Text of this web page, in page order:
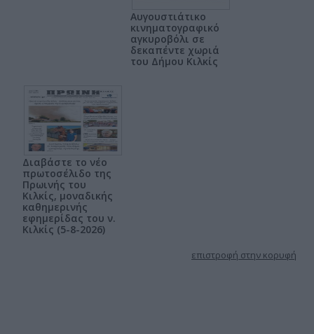
Αυγουστιάτικο
κινηματογραφικό
αγκυροβόλι σε
δεκαπέντε χωριά
του Δήμου Κιλκίς
Διαβάστε το νέο
πρωτοσέλιδο της
Πρωινής του
Κιλκίς, μοναδικής
καθημερινής
εφημερίδας του ν.
Κιλκίς (5-8-2026)
επιστροφή στην κορυφή